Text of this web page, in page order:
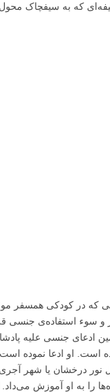
که به سیفچاک محول
و سوء استفاده‌ی جنسی
ادعای جنسی علیه
است. او ادعا نموده
نور درخشان یا شهر